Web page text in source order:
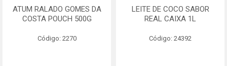
ATUM RALADO GOMES DA
COSTA POUCH 500G
Código: 2270
LEITE DE COCO SABOR
REAL CAIXA 1L
Código: 24392